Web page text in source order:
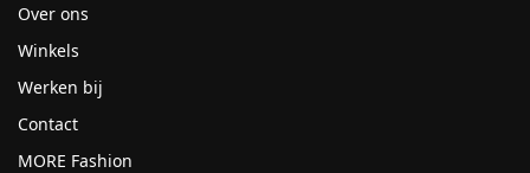
Over ons
Winkels
Werken bij
Contact
MORE Fashion